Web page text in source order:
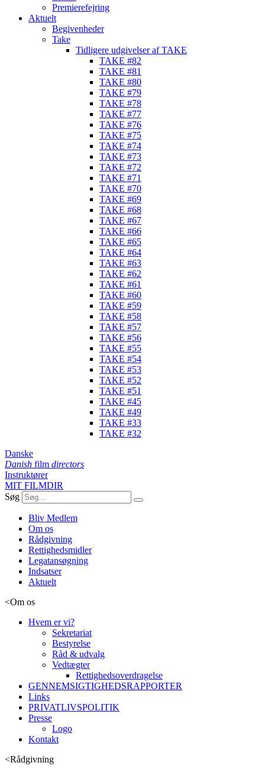
Premierefejring
Aktuelt
Begivenheder
Take
Tidligere udgivelser af TAKE
TAKE #82
TAKE #81
TAKE #80
TAKE #79
TAKE #78
TAKE #77
TAKE #76
TAKE #75
TAKE #74
TAKE #73
TAKE #72
TAKE #71
TAKE #70
TAKE #69
TAKE #68
TAKE #67
TAKE #66
TAKE #65
TAKE #64
TAKE #63
TAKE #62
TAKE #61
TAKE #60
TAKE #59
TAKE #58
TAKE #57
TAKE #56
TAKE #55
TAKE #54
TAKE #53
TAKE #52
TAKE #51
TAKE #45
TAKE #49
TAKE #33
TAKE #32
Danske
Danish film directors
Instruktører
MIT FILMDIR
Søg
Bliv Medlem
Om os
Rådgivning
Rettighedsmidler
Legatansøgning
Indsatser
Aktuelt
<Om os
Hvem er vi?
Sekretariat
Bestyrelse
Råd & udvalg
Vedtægter
Rettighedsoverdragelse
GENNEMSIGTIGHEDSRAPPORTER
Links
PRIVATLIVSPOLITIK
Presse
Logo
Kontakt
<Rådgivning